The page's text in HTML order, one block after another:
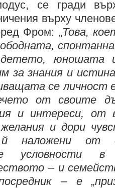
се гради
върху
Фром: „Това,
юношата
за знания и
се личност
от своите
и интереси,
и дори
наложени от
условности
– и
– е